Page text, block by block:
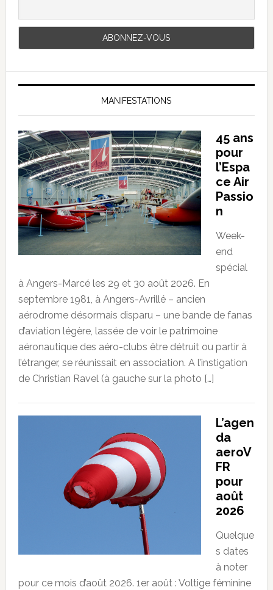
MANIFESTATIONS
45 ans
pour
l’Espa
ce Air
Passio
n
Week-
end
spécial
à Angers-Marcé les 29 et 30 août 2026. En
septembre 1981, à Angers-Avrillé – ancien
aérodrome désormais disparu – une bande de fanas
d’aviation légère, lassée de voir le patrimoine
aéronautique des aéro-clubs être détruit ou partir à
l’étranger, se réunissait en association. A l’instigation
de Christian Ravel (à gauche sur la photo […]
L’agen
da
aeroV
FR
pour
août
2026
Quelque
s dates
à noter
pour ce mois d’août 2026. 1er août : Voltige féminine